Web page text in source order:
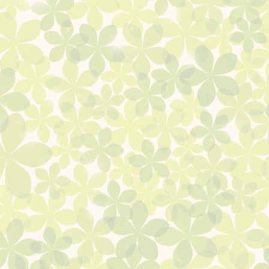
4月黒瀬営業日のお知らせ